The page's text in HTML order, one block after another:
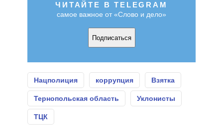
ЧИТАЙТЕ В TELEGRAM
самое важное от «Слово и дело»
Подписаться
Нацполиция коррупция Взятка
Тернопольская область Уклонисты
ТЦК